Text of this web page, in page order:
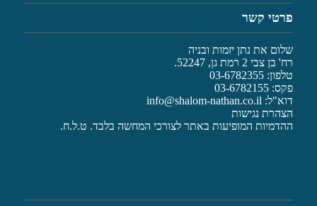
פרטי קשר
שלום את נתן יזמות ובניה
רח' בן צבי 2 רמת גן, 52247.
טלפון: 03-6782355
פקס: 03-6782155
דוא"ל: info@shalom-nathan.co.il
הצהרת נגישות
ההדמיות המופיעות באתר לצורכי המחשה בלבד. ט.ל.ח.